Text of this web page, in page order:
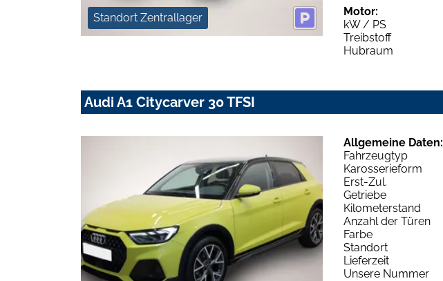
Standort Zentrallager
Motor:
kW / PS
Treibstoff
Hubraum
Audi A1 Citycarver 30 TFSI
Allgemeine Daten:
Fahrzeugtyp
Karosserieform
Erst-Zul.
Getriebe
Kilometerstand
Anzahl der Türen
Farbe
Standort
Lieferzeit
Unsere Nummer